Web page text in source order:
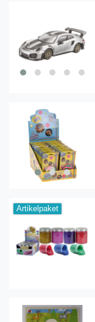
Artikelpaket